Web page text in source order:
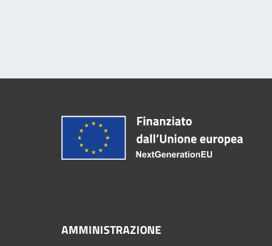
AMMINISTRAZIONE